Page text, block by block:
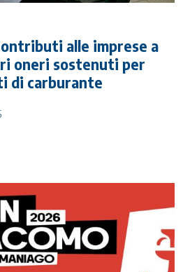
alle imprese a
oneri sostenuti per
di carburante